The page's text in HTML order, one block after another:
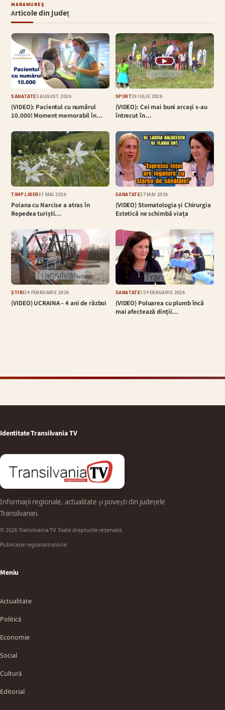
MARAMUREȘ
Articole din Județ
SĂNĂTATE3 AUGUST 2026
(VIDEO): Pacientul cu numărul
10.000! Moment memorabil în…
▶
SPORT29 IULIE 2026
(VIDEO): Cei mai buni arcași s-au
întrecut în…
TIMP LIBER31 MAI 2026
Poiana cu Narcise a atras în
Repedea turiști…
SĂNĂTATE27 MAI 2026
(VIDEO) Stomatologia și Chirurgia
Estetică ne schimbă viața
ȘTIRI24 FEBRUARIE 2026
(VIDEO) UCRAINA – 4 ani de război
SĂNĂTATE15 FEBRUARIE 2026
(VIDEO) Poluarea cu plumb încă
mai afectează dinții…
Identitate Transilvania TV
Informații regionale, actualitate și povești din județele
Transilvaniei.
© 2026 Transilvania TV. Toate drepturile rezervate.
Publicație regională online
Meniu
Actualitate
Politică
Economie
Social
Cultură
Editorial